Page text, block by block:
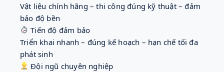
Vật liệu chính hãng – thi công đúng kỹ thuật – đảm
bảo độ bền
Tiến độ đảm bảo
Triển khai nhanh – đúng kế hoạch – hạn chế tối đa
phát sinh
Đội ngũ chuyên nghiệp